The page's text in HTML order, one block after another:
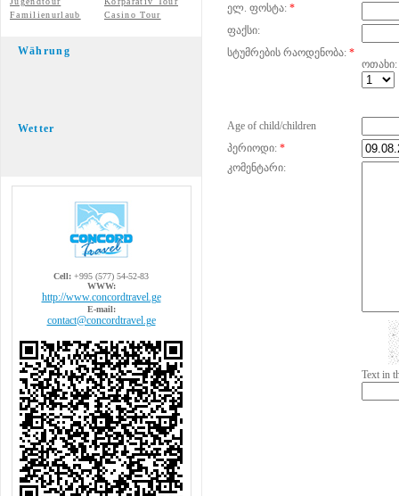
Familienurlaub
Casino Tour
Währung
Wetter
Cell: +995 (577) 54-52-83
WWW:
http://www.concordtravel.ge
E-mail:
contact@concordtravel.ge
ელ. ფოსტა: *
ფაქსი:
სტუმრების რაოდენობა: *
ოთახი:
Age of child/children
პერიოდი: *
კომენტარი:
Text in